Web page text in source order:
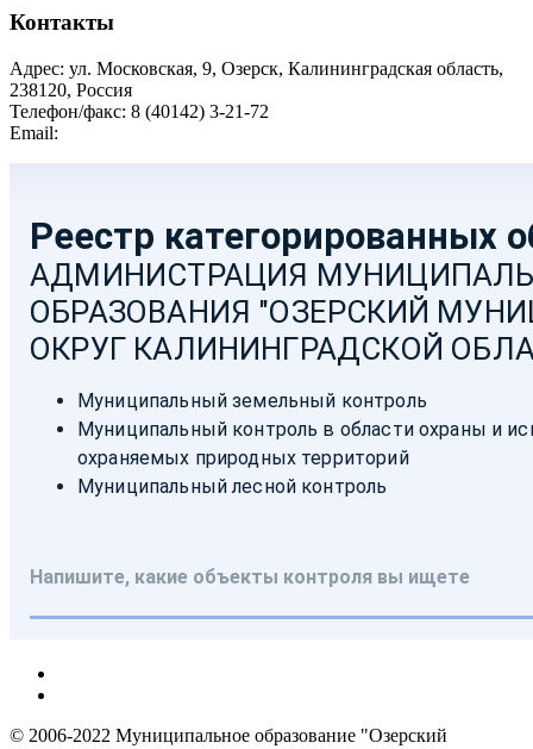
Контакты
Адрес: ул. Московская, 9, Озерск, Калининградская область,
238120, Россия
Телефон/факс: 8 (40142) 3-21-72
Email:
© 2006-2022 Муниципальное образование "Озерский